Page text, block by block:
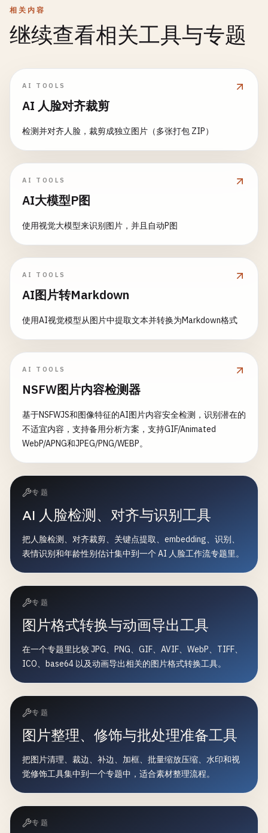
相关内容
继续查看相关工具与专题
AI TOOLS
AI 人脸对齐裁剪
检测并对齐人脸，裁剪成独立图片（多张打包 ZIP）
AI TOOLS
AI大模型P图
使用视觉大模型来识别图片，并且自动P图
AI TOOLS
AI图片转Markdown
使用AI视觉模型从图片中提取文本并转换为Markdown格式
AI TOOLS
NSFW图片内容检测器
基于NSFWJS和图像特征的AI图片内容安全检测，识别潜在的
不适宜内容，支持备用分析方案，支持GIF/Animated
WebP/APNG和JPEG/PNG/WEBP。
专题
AI 人脸检测、对齐与识别工具
把人脸检测、对齐裁剪、关键点提取、embedding、识别、
表情识别和年龄性别估计集中到一个 AI 人脸工作流专题里。
专题
图片格式转换与动画导出工具
在一个专题里比较 JPG、PNG、GIF、AVIF、WebP、TIFF、
ICO、base64 以及动画导出相关的图片格式转换工具。
专题
图片整理、修饰与批处理准备工具
把图片清理、裁边、补边、加框、批量缩放压缩、水印和视
觉修饰工具集中到一个专题中，适合素材整理流程。
专题